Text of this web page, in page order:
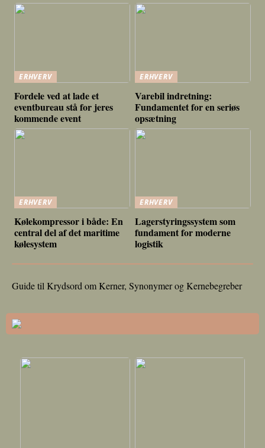
ERHVERV
Fordele ved at lade et
eventbureau stå for jeres
kommende event
ERHVERV
Varebil indretning:
Fundamentet for en seriøs
opsætning
ERHVERV
Kølekompressor i både: En
central del af det maritime
kølesystem
ERHVERV
Lagerstyringssystem som
fundament for moderne
logistik
Guide til Krydsord om Kerner, Synonymer og Kernebegreber